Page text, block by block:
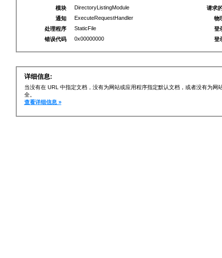
模块
DirectoryListingModule
通知
ExecuteRequestHandler
处理程序
StaticFile
错误代码
0x00000000
请求
物
登
登
详细信息:
当没有在 URL 中指定文档，没有为网站或应用程序指定默认文档，或者没有为
全。
查看详细信息 »